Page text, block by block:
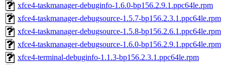
xfce4-taskmanager-debuginfo-1.6.0-bp156.2.9.1.ppc64le.rpm
xfce4-taskmanager-debugsource-1.5.7-bp156.2.3.1.ppc64le.rpm
xfce4-taskmanager-debugsource-1.5.8-bp156.2.6.1.ppc64le.rpm
xfce4-taskmanager-debugsource-1.6.0-bp156.2.9.1.ppc64le.rpm
xfce4-terminal-debuginfo-1.1.3-bp156.2.3.1.ppc64le.rpm